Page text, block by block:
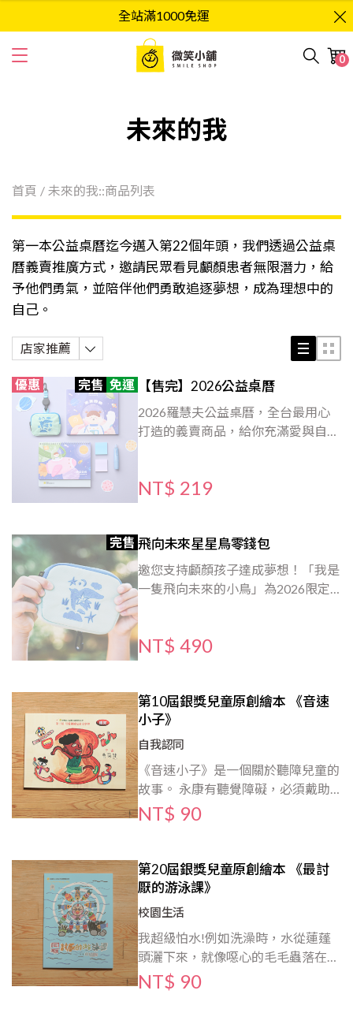
全站滿1000免運
0
未來的我
首頁 / 未來的我::商品列表
第一本公益桌曆迄今邁入第22個年頭，我們透過公益桌
曆義賣推廣方式，邀請民眾看見顱顏患者無限潛力，給
予他們勇氣，並陪伴他們勇敢追逐夢想，成為理想中的
自己。
店家推薦
優惠 完售 免運 【售完】2026公益桌曆
2026羅慧夫公益桌曆，全台最用心
打造的義賣商品，給你充滿愛與自信
顱顏患者參加，邀請孩子繪製出自己
NT$ 219
完售 飛向未來星星鳥零錢包
邀您支持顱顏孩子達成夢想！「我是
一隻飛向未來的小鳥」為2026限定
的象徵，小小的顱顏孩子充滿勇氣，
宙。
NT$ 490
第10屆銀獎兒童原創繪本 《音速
小子》
自我認同
《音速小子》是一個關於聽障兒童的
故事。 永康有聽覺障礙，必須戴助
聽器上學，他很明顯「和別人不一
樣」，很難融入團體。 幸好在老師
同學的愛與鼓勵，是最好的「藥」，
他不再自卑、傷心，從課業到賽跑，
NT$ 90
第20屆銀獎兒童原創繪本 《最討
厭的游泳課》
校園生活
我超級怕水!例如洗澡時，水從蓮蓬
頭灑下來，就像噁心的毛毛蟲落在身
上，真可怕!不知道為什麼鄰居大姊
姊都說游泳玩水好開心? 升小一選才
NT$ 90